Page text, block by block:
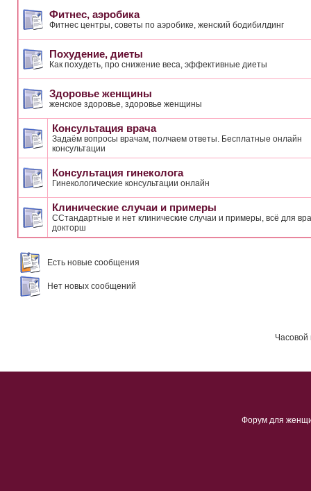
Фитнес, аэробика
Фитнес центры, советы по аэробике, женский бодибилдинг
Похудение, диеты
Как похудеть, про снижение веса, эффективные диеты
Здоровье женщины
женское здоровье, здоровье женщины
Консультация врача
Задаём вопросы врачам, полчаем ответы. Бесплатные онлайн
консультации
Консультация гинеколога
Гинекологические консультации онлайн
Клинические случаи и примеры
ССтандартные и нет клинические случаи и примеры, всё для
докторш
Есть новые сообщения
Нет новых сообщений
Часовой
Форум для